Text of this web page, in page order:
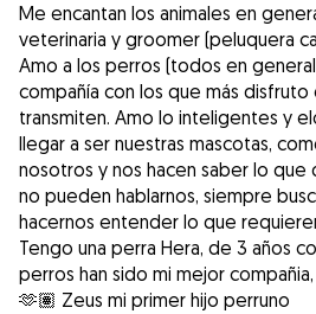
Me encantan los animales en
veterinaria y groomer (peluquera
Amo a los perros (todos en
compañía con los que más
transmiten. Amo lo inteligentes y
llegar a ser nuestras mascotas,
nosotros y nos hacen saber lo que
no pueden hablarnos, siempre
hacernos entender lo que
Tengo una perra Hera, de 3 años
perros han sido mi mejor
🫶🏽 Zeus mi primer hijo perruno